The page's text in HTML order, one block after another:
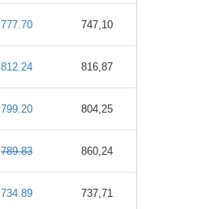
777.70 747,10
812.24 816,87
799.20 804,25
789.83 860,24
734.89 737,71